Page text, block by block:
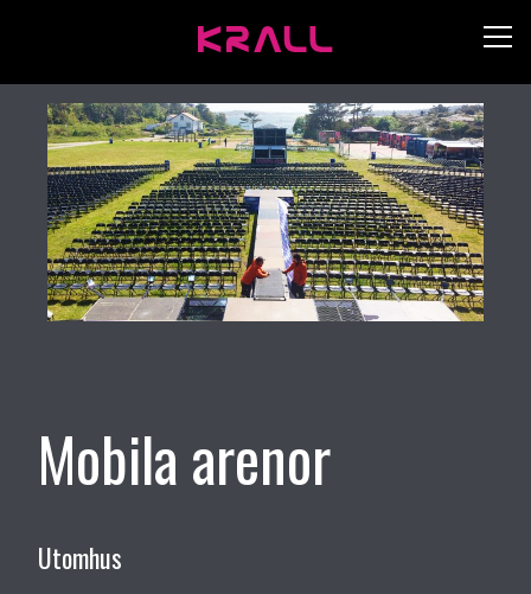
Mobila arenor
Utomhus